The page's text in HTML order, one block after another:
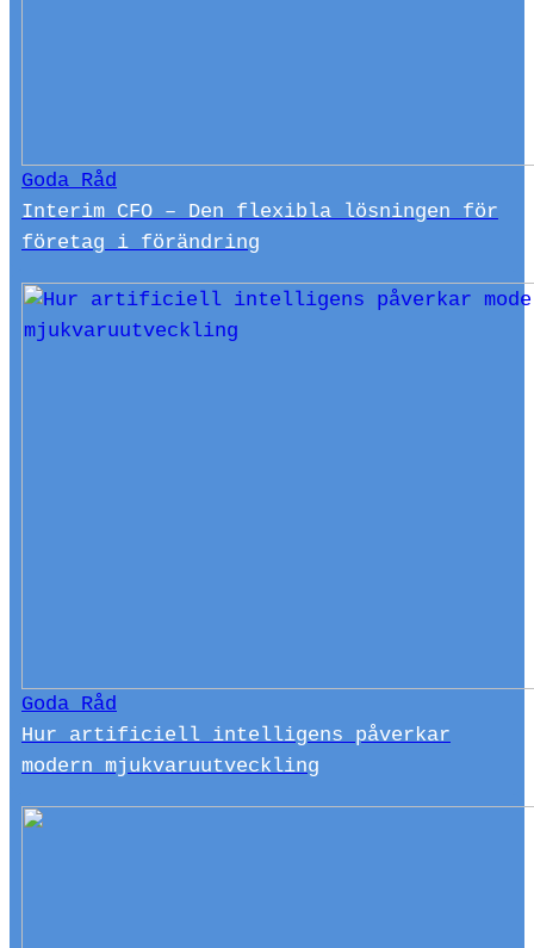
Goda Råd
Interim CFO – Den flexibla lösningen för
företag i förändring
Goda Råd
Hur artificiell intelligens påverkar
modern mjukvaruutveckling